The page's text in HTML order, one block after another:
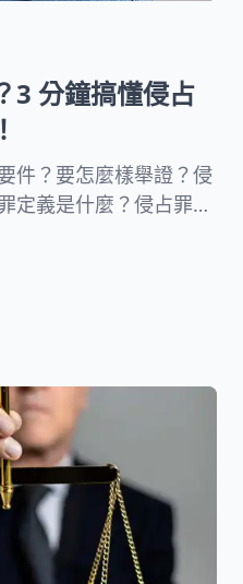
3 分鐘搞懂侵占
件？要怎麼樣舉證？侵
定義是什麼？侵占罪是
有沒有刑責？律師帶你